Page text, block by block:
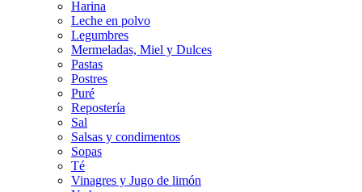
Harina
Leche en polvo
Legumbres
Mermeladas, Miel y Dulces
Pastas
Postres
Puré
Repostería
Sal
Salsas y condimentos
Sopas
Té
Vinagres y Jugo de limón